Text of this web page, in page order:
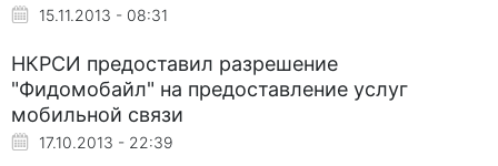
15.11.2013 - 08:31
НКРСИ предоставил разрешение
"Фидомобайл" на предоставление услуг
мобильной связи
17.10.2013 - 22:39